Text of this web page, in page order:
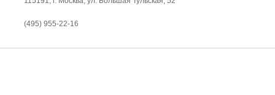
(495) 955-22-16